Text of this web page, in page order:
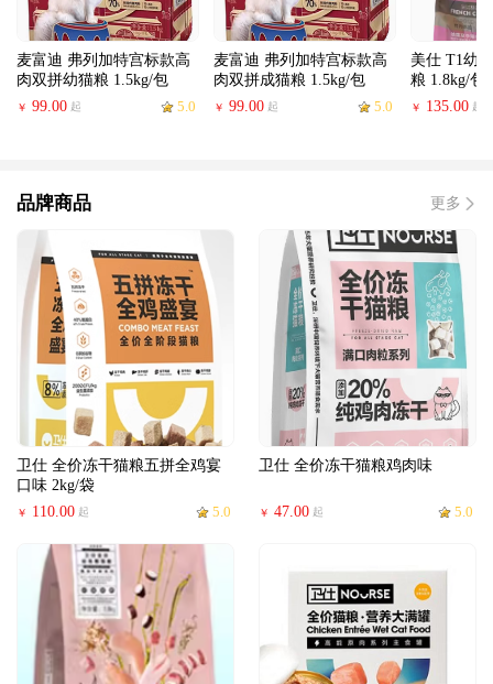
麦富迪 弗列加特宫标款高
肉双拼幼猫粮 1.5kg/包
￥ 99.00 起 5.0
麦富迪 弗列加特宫标款高
肉双拼成猫粮 1.5kg/包
￥ 99.00 起 5.0
美仕 T1幼
粮 1.8kg/包
￥ 135.00 起
品牌商品 更多
卫仕 全价冻干猫粮五拼全鸡宴
口味 2kg/袋
￥ 110.00 起 5.0
卫仕 全价冻干猫粮鸡肉味
￥ 47.00 起 5.0